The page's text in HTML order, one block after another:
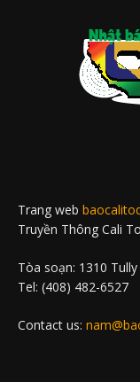
Trang web
Truyền Thông Cali
Tòa soạn: 1310
Tel: (408) 482-6527
Contact us: